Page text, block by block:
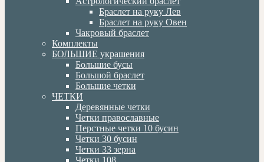
Браслет на руку Лев
Браслет на руку Овен
Чакровый браслет
Комплекты
БОЛЬШИЕ украшения
Большие бусы
Большой браслет
Большие четки
ЧЕТКИ
Деревянные четки
Четки православные
Перстные четки 10 бусин
Четки 30 бусин
Четки 33 зерна
Четки 108